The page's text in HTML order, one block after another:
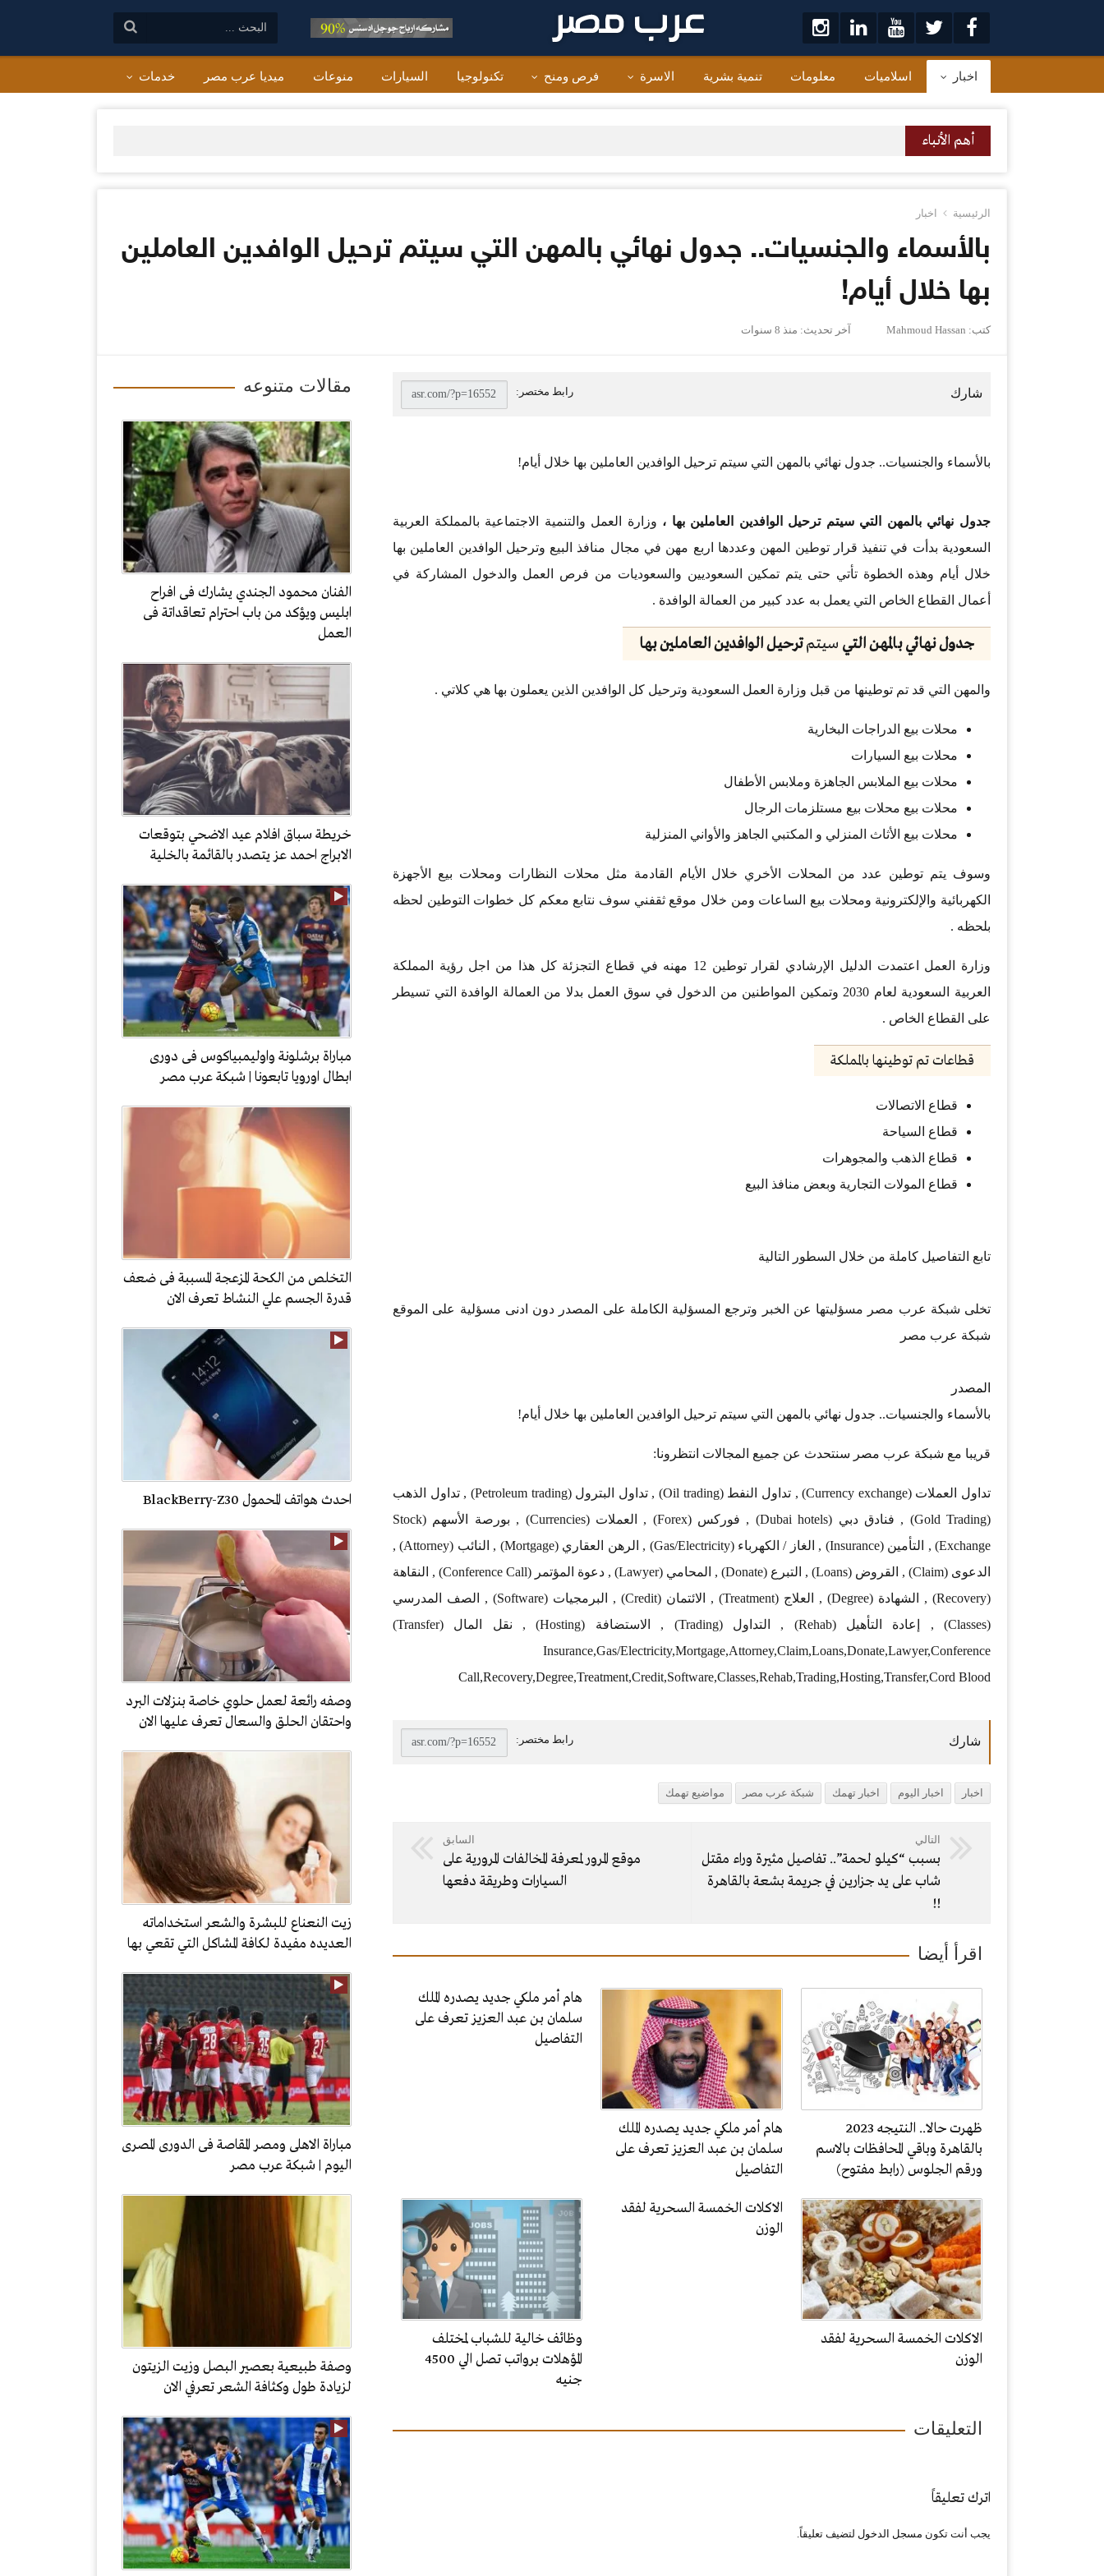
اخبار اسلاميات معلومات تنمية بشرية الاسرة فرص ومنح تكنولوجيا السيارات منوعات ميديا عرب مصر خدمات
أهم الأنباء
الرئيسية اخبار
بالأسماء والجنسيات.. جدول نهائي بالمهن التي سيتم ترحيل الوافدين العاملين
بها خلال أيام!
كتب: Mahmoud Hassan آخر تحديث: منذ 8 سنوات
مقالات متنوعه
الفنان محمود الجندي يشارك فى افراح
ابليس ويؤكد من باب احترام تعاقداتة فى
العمل
خريطة سباق افلام عيد الاضحي بتوقعات
الابراج احمد عز يتصدر بالقائمة بالخلية
مباراة برشلونة واوليمبياكوس فى دورى
ابطال اورويا تابعونا | شبكة عرب مصر
التخلص من الكحة المزعجة المسببة فى ضعف
قدرة الجسم علي النشاط تعرف الان
احدث هواتف المحمول BlackBerry-Z30
وصفه رائعة لعمل حلوي خاصة بنزلات البرد
واحتقان الحلق والسعال تعرف عليها الان
زيت النعناع للبشرة والشعر استخداماته
العديده مفيدة لكافة المشاكل التي تقعي بها
مباراة الاهلى ومصر المقاصة فى الدورى المصرى
اليوم | شبكة عرب مصر
وصفة طبيعية بعصير البصل وزيت الزيتون
لزيادة طول وكثافة الشعر تعرفي الان
بالأسماء والجنسيات.. جدول نهائي بالمهن التي سيتم ترحيل الوافدين العاملين بها خلال أيام!
جدول نهائي بالمهن التي سيتم ترحيل الوافدين العاملين بها ، وزارة العمل والتنمية الاجتماعية بالمملكة العربية
السعودية بدأت في تنفيذ قرار توطين المهن وعددها اربع مهن في مجال منافذ البيع وترحيل الوافدين العاملين بها
خلال أيام وهذه الخطوة تأتي حتى يتم تمكين السعوديين والسعوديات من فرص العمل والدخول المشاركة في
أعمال القطاع الخاص التي يعمل به عدد كبير من العمالة الوافدة .
جدول نهائي بالمهن التي سيتمترحيل الوافدين العاملين بها
والمهن التي قد تم توطينها من قبل وزارة العمل السعودية وترحيل كل الوافدين الذين يعملون بها هي كلاتي .
محلات بيع الدراجات البخارية
محلات بيع السيارات
محلات بيع الملابس الجاهزة وملابس الأطفال
محلات بيع محلات بيع مستلزمات الرجال
محلات بيع الأثاث المنزلي و المكتبي الجاهز والأواني المنزلية
وسوف يتم توطين عدد من المحلات الأخري خلال الأيام القادمة مثل محلات النظارات ومحلات بيع الأجهزة
الكهربائية والإلكترونية ومحلات بيع الساعات ومن خلال موقع ثقفني سوف نتابع معكم كل خطوات التوطين لحظه
بلحظه .
وزارة العمل اعتمدت الدليل الإرشادي لقرار توطين 12 مهنه في قطاع التجزئة كل هذا من اجل رؤية المملكة
العربية السعودية لعام 2030 وتمكين المواطنين من الدخول في سوق العمل بدلا من العمالة الوافدة التي تسيطر
على القطاع الخاص .
قطاعات تم توطينها بالمملكة
قطاع الاتصالات
قطاع السياحة
قطاع الذهب والمجوهرات
قطاع المولات التجارية وبعض منافذ البيع
تابع التفاصيل كاملة من خلال السطور التالية
تخلى شبكة عرب مصر مسؤليتها عن الخبر وترجع المسؤلية الكاملة على المصدر دون ادنى مسؤلية على الموقع
شبكة عرب مصر
المصدر
بالأسماء والجنسيات.. جدول نهائي بالمهن التي سيتم ترحيل الوافدين العاملين بها خلال أيام!
قريبا مع شبكة عرب مصر سنتحدث عن جميع المجالات انتظرونا:
تداول العملات (Currency exchange) , تداول النفط (Oil trading) , تداول البترول (Petroleum trading) , تداول الذهب
(Gold Trading) , فنادق دبي (Dubai hotels) , فوركس (Forex) , العملات (Currencies) , بورصة الأسهم (Stock
Exchange) , التأمين (Insurance) , الغاز / الكهرباء (Gas/Electricity) , الرهن العقاري (Mortgage) , النائب (Attorney) ,
الدعوى (Claim) , القروض (Loans) , التبرع (Donate) , المحامي (Lawyer) , دعوة المؤتمر (Conference Call) , النقاهة
(Recovery) , الشهادة (Degree) , العلاج (Treatment) , الائتمان (Credit) , البرمجيات (Software) , الصف المدرسي
(Classes) , إعادة التأهيل (Rehab) , التداول (Trading) , الاستضافة (Hosting) , نقل المال (Transfer)
Insurance,Gas/Electricity,Mortgage,Attorney,Claim,Loans,Donate,Lawyer,Conference
Call,Recovery,Degree,Treatment,Credit,Software,Classes,Rehab,Trading,Hosting,Transfer,Cord Blood
اخبار اخبار اليوم اخبار تهمك شبكة عرب مصر مواضيع تهمك
التالي
بسبب “كيلو لحمة”.. تفاصيل مثيرة وراء مقتل
شاب على يد جزارين في جريمة بشعة بالقاهرة
!!
السابق
موقع المرور لمعرفة المخالفات المرورية على
السيارات وطريقة دفعها
اقرأ أيضا
ظهرت حالا.. النتيجه 2023
بالقاهرة وباقي المحافظات بالاسم
ورقم الجلوس (رابط مفتوح)
هام أمر ملكي جديد يصدره الملك
سلمان بن عبد العزيز تعرف على
التفاصيل
هام أمر ملكي جديد يصدره الملك
سلمان بن عبد العزيز تعرف على
التفاصيل
الاكلات الخمسة السحرية لفقد
الوزن
الاكلات الخمسة السحرية لفقد
الوزن
وظائف خالية للشباب لمختلف
المؤهلات برواتب تصل الي 4500
جنيه
التعليقات
اترك تعليقاً
يجب أنت تكون مسجل الدخول لتضيف تعليقاً.